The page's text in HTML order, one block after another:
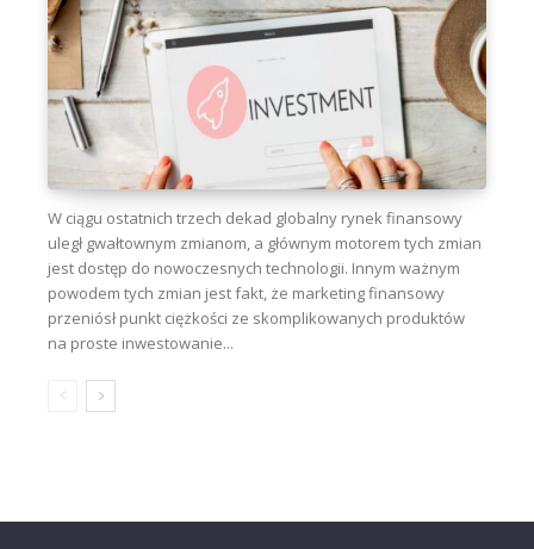
W ciągu ostatnich trzech dekad globalny rynek finansowy
uległ gwałtownym zmianom, a głównym motorem tych zmian
jest dostęp do nowoczesnych technologii. Innym ważnym
powodem tych zmian jest fakt, że marketing finansowy
przeniósł punkt ciężkości ze skomplikowanych produktów
na proste inwestowanie...